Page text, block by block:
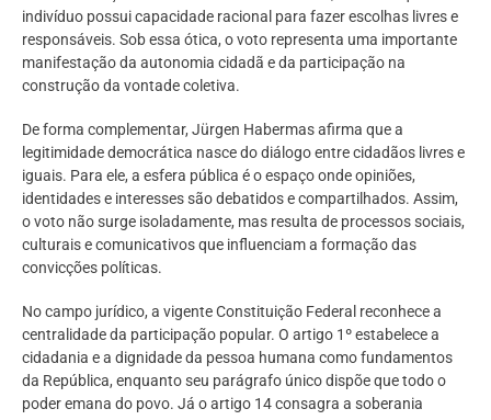
indivíduo possui capacidade racional para fazer escolhas livres e
responsáveis. Sob essa ótica, o voto representa uma importante
manifestação da autonomia cidadã e da participação na
construção da vontade coletiva.
De forma complementar, Jürgen Habermas afirma que a
legitimidade democrática nasce do diálogo entre cidadãos livres e
iguais. Para ele, a esfera pública é o espaço onde opiniões,
identidades e interesses são debatidos e compartilhados. Assim,
o voto não surge isoladamente, mas resulta de processos sociais,
culturais e comunicativos que influenciam a formação das
convicções políticas.
No campo jurídico, a vigente Constituição Federal reconhece a
centralidade da participação popular. O artigo 1º estabelece a
cidadania e a dignidade da pessoa humana como fundamentos
da República, enquanto seu parágrafo único dispõe que todo o
poder emana do povo. Já o artigo 14 consagra a soberania